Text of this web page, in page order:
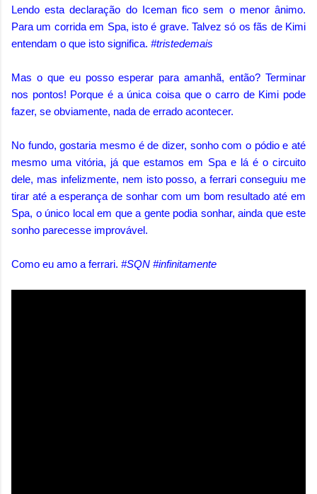
Lendo esta declaração do Iceman fico sem o menor ânimo.
Para um corrida em Spa, isto é grave. Talvez só os fãs de Kimi
entendam o que isto significa. #tristedemais
Mas o que eu posso esperar para amanhã, então? Terminar
nos pontos! Porque é a única coisa que o carro de Kimi pode
fazer, se obviamente, nada de errado acontecer.
No fundo, gostaria mesmo é de dizer, sonho com o pódio e até
mesmo uma vitória, já que estamos em Spa e lá é o circuito
dele, mas infelizmente, nem isto posso, a ferrari conseguiu me
tirar até a esperança de sonhar com um bom resultado até em
Spa, o único local em que a gente podia sonhar, ainda que este
sonho parecesse improvável.
Como eu amo a ferrari. #SQN #infinitamente